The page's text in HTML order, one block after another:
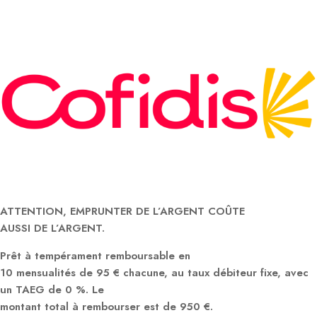
ATTENTION, EMPRUNTER DE L’ARGENT COÛTE
AUSSI DE L’ARGENT.
Prêt à tempérament remboursable en
10 mensualités de 95 € chacune, au taux débiteur fixe, avec
un TAEG de 0 %. Le
montant total à rembourser est de 950 €.